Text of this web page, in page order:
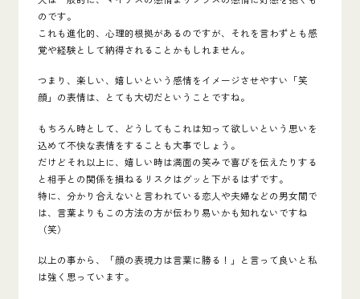
のです。
これも進化的、心理的根拠があるのですが、それを言わずとも感
覚や経験として納得されることかもしれません。
つまり、楽しい、嬉しいという感情をイメージさせやすい「笑
顔」の表情は、とても大切だということですね。
もちろん時として、どうしてもこれは知って欲しいという思いを
込めて不快な表情をすることも大事でしょう。
だけどそれ以上に、嬉しい時は満面の笑みで喜びを伝えたりする
と相手との関係を損ねるリスクはグッと下がるはずです。
特に、分かり合えないと言われている恋人や夫婦などの男女間で
は、言葉よりもこの方法の方が伝わり易いかも知れないですね
（笑）
以上の事から、 「顔の表現力は言葉に勝る！」 と言って良いと私
は強く思っています。